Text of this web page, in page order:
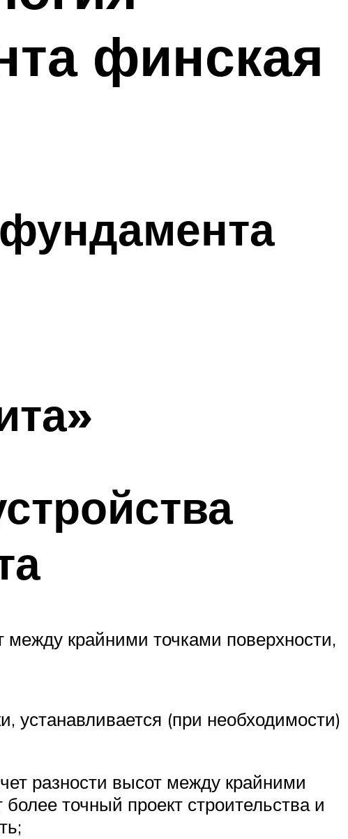
финская
крайними точками поверхности,
устанавливается (при необходимости)
разности высот между крайними
точный проект строительства и